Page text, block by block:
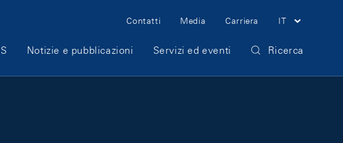
Meta Navigation
Contatti Media Carriera IT
Notizie e pubblicazioni Servizi ed eventi Ricerca